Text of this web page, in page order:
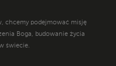
chcemy podejmować misję
Boga, budowanie życia
świecie.